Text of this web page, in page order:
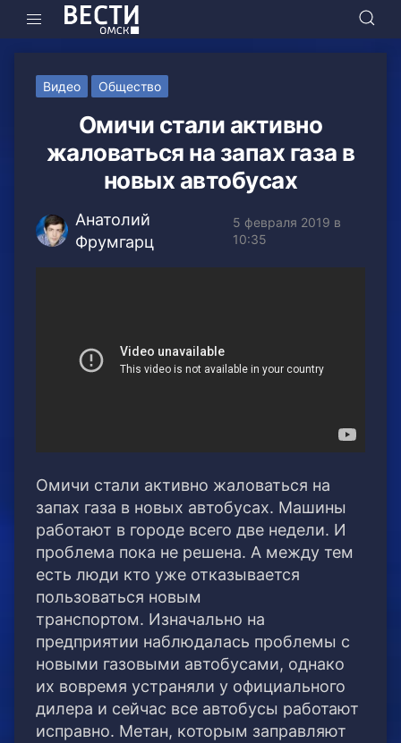
Видео Общество
Омичи стали активно
жаловаться на запах газа в
новых автобусах
Анатолий
Фрумгарц
5 февраля 2019 в
10:35
Омичи стали активно жаловаться на
запах газа в новых автобусах. Машины
работают в городе всего две недели. И
проблема пока не решена. А между тем
есть люди кто уже отказывается
пользоваться новым
транспортом. Изначально на
предприятии наблюдалась проблемы с
новыми газовыми автобусами, однако
их вовремя устраняли у официального
дилера и сейчас все автобусы работают
исправно. Метан, которым заправляют